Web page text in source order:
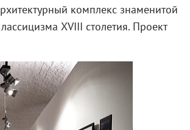
комплекс знаменитой
XVIII столетия. Проект